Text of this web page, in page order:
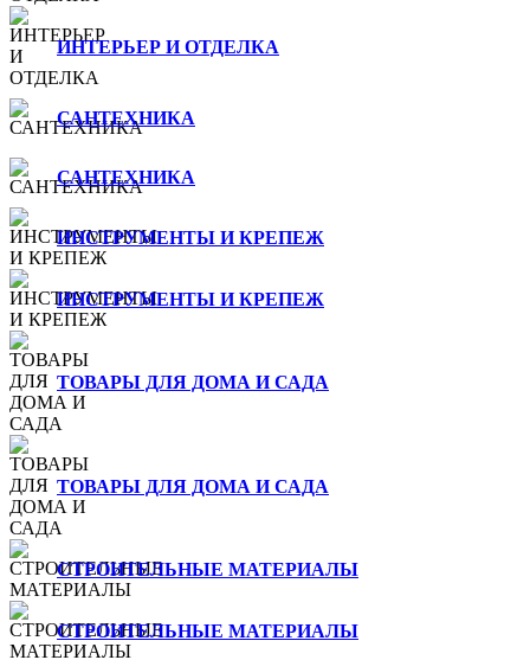
ИНТЕРЬЕР И ОТДЕЛКА
САНТЕХНИКА
САНТЕХНИКА
ИНСТРУМЕНТЫ И КРЕПЕЖ
ИНСТРУМЕНТЫ И КРЕПЕЖ
ТОВАРЫ ДЛЯ ДОМА И САДА
ТОВАРЫ ДЛЯ ДОМА И САДА
СТРОИТЕЛЬНЫЕ МАТЕРИАЛЫ
СТРОИТЕЛЬНЫЕ МАТЕРИАЛЫ